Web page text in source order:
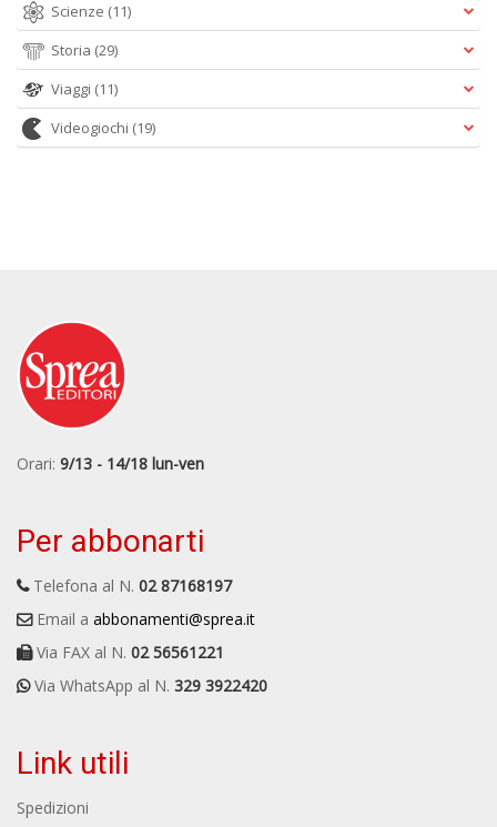
Scienze (11)
Storia (29)
Viaggi (11)
Videogiochi (19)
Orari: 9/13 - 14/18 lun-ven
Per abbonarti
Telefona al N. 02 87168197
Email a abbonamenti@sprea.it
Via FAX al N. 02 56561221
Via WhatsApp al N. 329 3922420
Link utili
Spedizioni